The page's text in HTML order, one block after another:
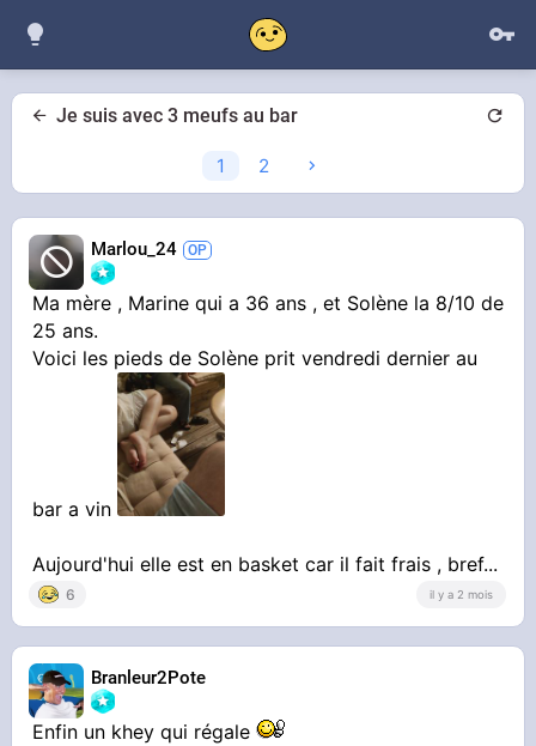
Je suis avec 3 meufs au bar
1 2
Marlou_24
Ma mère , Marine qui a 36 ans , et Solène la 8/10 de
25 ans.
Voici les pieds de Solène prit vendredi dernier au
bar a vin
Aujourd'hui elle est en basket car il fait frais , bref...
6 il y a 2 mois
Branleur2Pote
Enfin un khey qui régale